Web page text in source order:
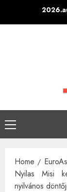
Primary
Menu
Home
Nyilas Misi
nyilvános